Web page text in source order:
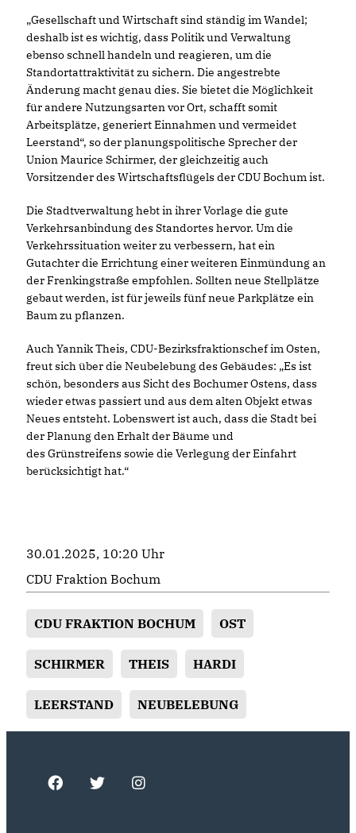
Gesellschaft und Wirtschaft sind ständig im Wandel;
deshalb ist es wichtig, dass Politik und Verwaltung
ebenso schnell handeln und reagieren, um die
Standortattraktivität zu sichern. Die angestrebte
Änderung macht genau dies. Sie bietet die Möglichkeit
für andere Nutzungsarten vor Ort, schafft somit
Arbeitsplätze, generiert Einnahmen und vermeidet
Leerstand“, so der planungspolitische Sprecher der
Union Maurice Schirmer, der gleichzeitig auch
Vorsitzender des Wirtschaftsflügels der CDU Bochum ist.
Die Stadtverwaltung hebt in ihrer Vorlage die gute
Verkehrsanbindung des Standortes hervor. Um die
Verkehrssituation weiter zu verbessern, hat ein
Gutachter die Errichtung einer weiteren Einmündung an
der Frenkingstraße empfohlen. Sollten neue Stellplätze
gebaut werden, ist für jeweils fünf neue Parkplätze ein
Baum zu pflanzen.
Auch Yannik Theis, CDU-Bezirksfraktionschef im Osten,
freut sich über die Neubelebung des Gebäudes: „Es ist
schön, besonders aus Sicht des Bochumer Ostens, dass
wieder etwas passiert und aus dem alten Objekt etwas
Neues entsteht. Lobenswert ist auch, dass die Stadt bei
der Planung den Erhalt der Bäume und
des Grünstreifens sowie die Verlegung der Einfahrt
berücksichtigt hat.“
30.01.2025, 10:20 Uhr
CDU Fraktion Bochum
CDU FRAKTION BOCHUM OST
SCHIRMER THEIS HARDI
LEERSTAND NEUBELEBUNG